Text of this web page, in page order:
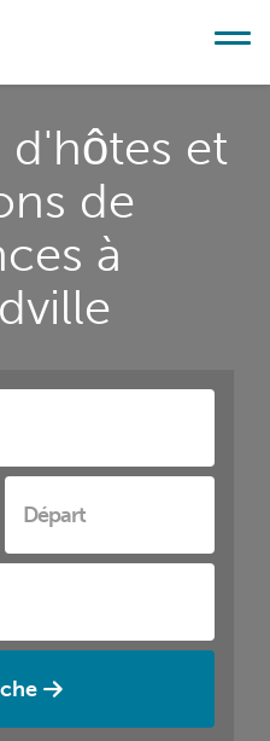
d'hôtes et
de
à